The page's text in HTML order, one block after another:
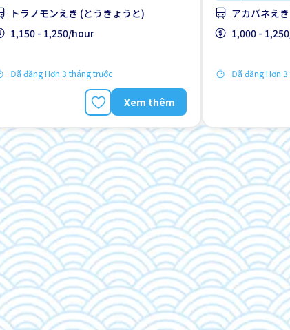
Không cần kinh nghiệm
Lao động người nước ngoài
トラノモンえき (とうきょうと)
1,150 - 1,250/hour
Đã đăng Hơn 3 tháng trước
Xem thêm
Cơ hội thăng tiến
Giao dịch đã
アカバネえ
1,000 -
Đã đăng Hơn